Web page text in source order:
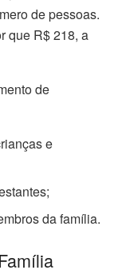
de pessoas.
que R$ 218, a
de
e
da família.